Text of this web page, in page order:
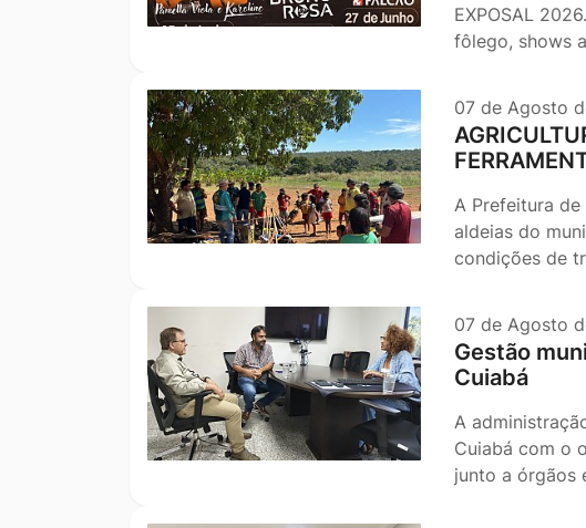
EXPOSAL
fôlego, shows
07 de Agosto
A Prefeitura
aldeias do
condições de
07 de Agosto
Gestão
Cuiabá
A
Cuiabá com o
junto a órgãos